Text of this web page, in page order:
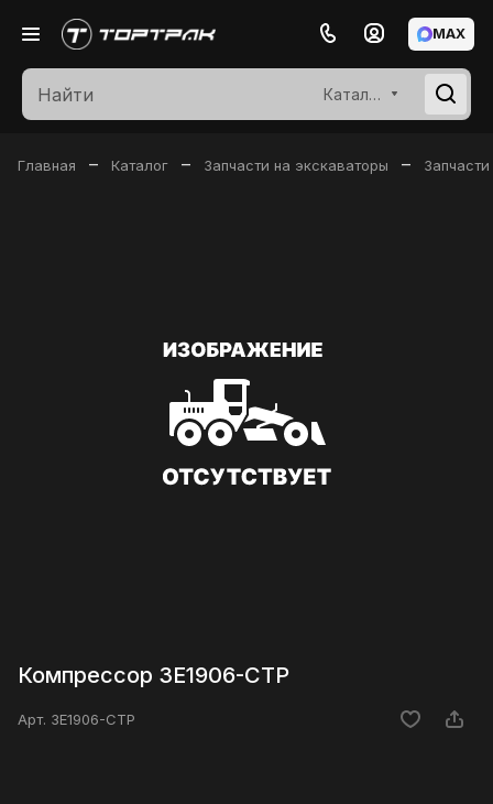
Каталог
MAX
Главная – Каталог – Запчасти на экскаваторы –
Компрессор 3E1906-CTP
Арт. 3E1906-CTP